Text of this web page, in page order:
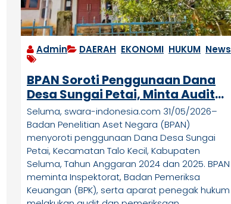
Admin DAERAH EKONOMI HUKUM News
BPAN Soroti Penggunaan Dana
Desa Sungai Petai, Minta Audit
Sejumlah Kegiatan Tahun
Anggaran 2024–2025
Seluma, swara-indonesia.com 31/05/2026–
Badan Penelitian Aset Negara (BPAN)
menyoroti penggunaan Dana Desa Sungai
Petai, Kecamatan Talo Kecil, Kabupaten
Seluma, Tahun Anggaran 2024 dan 2025. BPAN
meminta Inspektorat, Badan Pemeriksa
Keuangan (BPK), serta aparat penegak hukum